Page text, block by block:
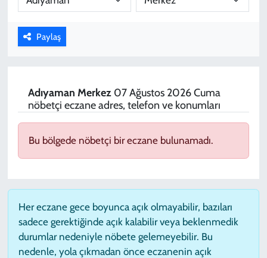
Paylaş
Adıyaman Merkez07 Ağustos 2026 Cuma
nöbetçi eczane adres, telefon ve konumları
Bu bölgede nöbetçi bir eczane bulunamadı.
Her eczane gece boyunca açık olmayabilir, bazıları
sadece gerektiğinde açık kalabilir veya beklenmedik
durumlar nedeniyle nöbete gelemeyebilir. Bu
nedenle, yola çıkmadan önce eczanenin açık